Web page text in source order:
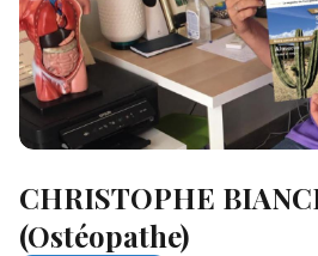
CHRISTOPHE
(Ostéopathe)